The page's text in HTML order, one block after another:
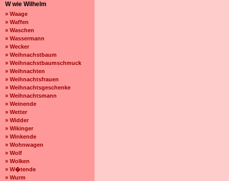
W wie Wilhelm
» Waage
» Waffen
» Waschen
» Wassermann
» Wecker
» Weihnachstbaum
» Weihnachstbaumschmuck
» Weihnachten
» Weihnachtsfrauen
» Weihnachtsgeschenke
» Weihnachtsmann
» Weinende
» Wetter
» Widder
» Wikinger
» Winkende
» Wohnwagen
» Wolf
» Wolken
» W�tende
» Wurm